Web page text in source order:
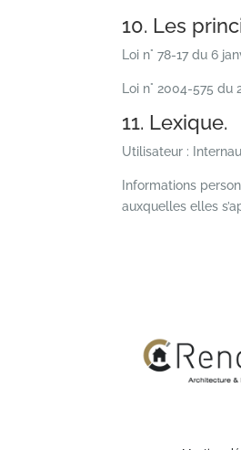
10. Les
Loi n° 78-17 du 6
Loi n° 2004-575
11. Lexique.
Utilisateur :
Informations
auxquelles elles